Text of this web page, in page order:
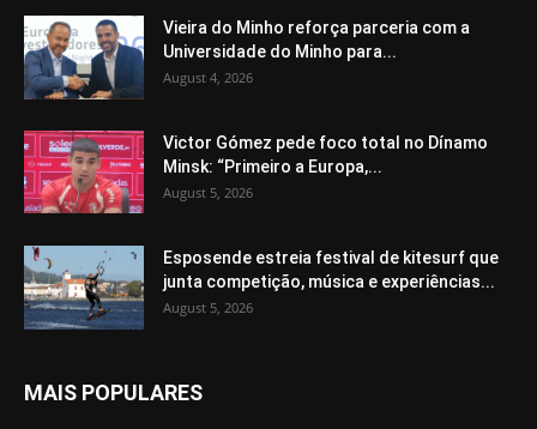
Vieira do Minho reforça parceria com a
Universidade do Minho para...
August 4, 2026
Victor Gómez pede foco total no Dínamo
Minsk: “Primeiro a Europa,...
August 5, 2026
Esposende estreia festival de kitesurf que
junta competição, música e experiências...
August 5, 2026
MAIS POPULARES